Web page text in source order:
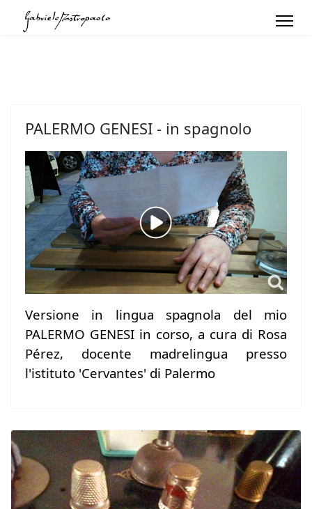
PALERMO GENESI - in spagnolo
Versione in lingua spagnola del mio
PALERMO GENESI in corso, a cura di Rosa
Pérez, docente madrelingua presso
l'istituto 'Cervantes' di Palermo